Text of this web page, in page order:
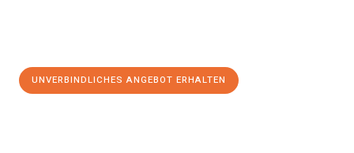
UNVERBINDLICHES ANGEBOT ERHALTEN